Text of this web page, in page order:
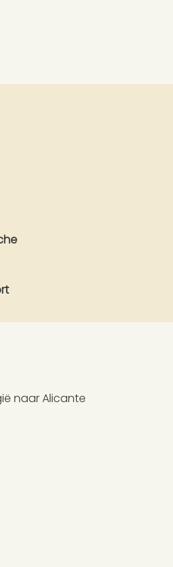
naar Alicante